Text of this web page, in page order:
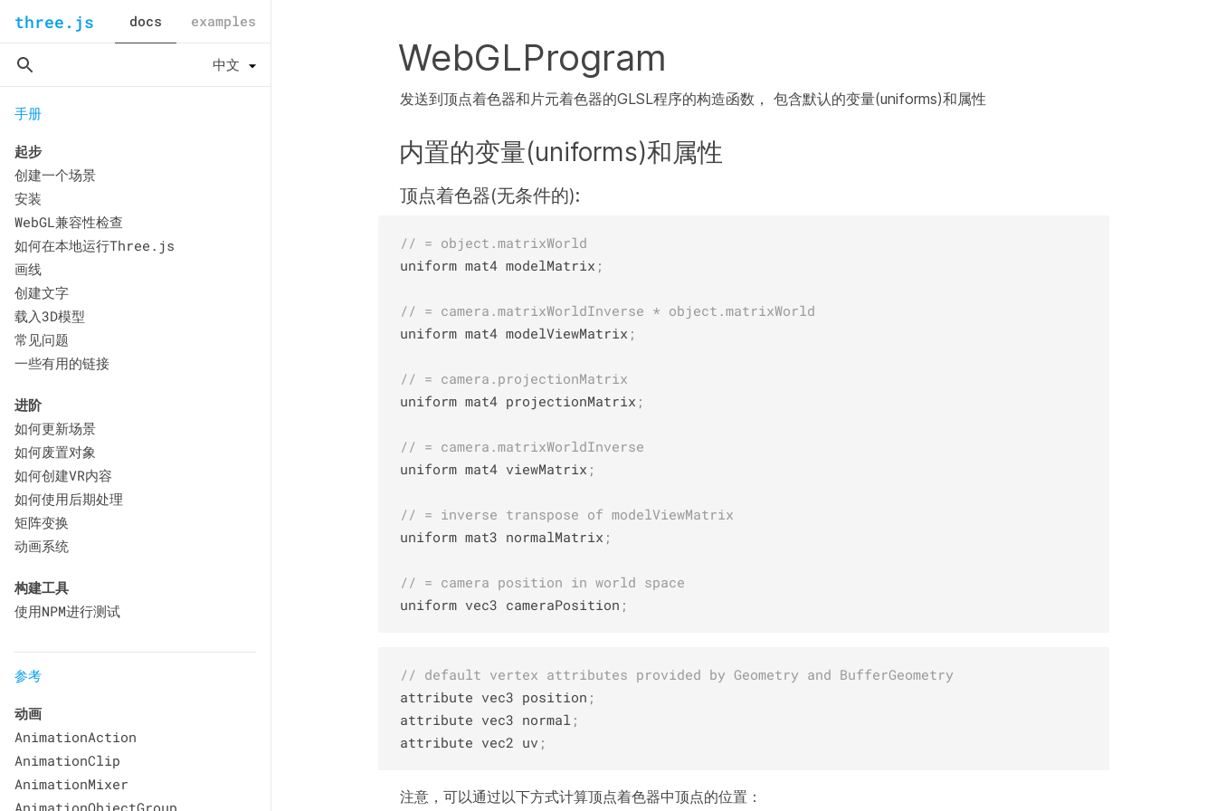
three.js docs examples
手册
起步
创建一个场景
安装
WebGL兼容性检查
如何在本地运行Three.js
画线
创建文字
载入3D模型
常见问题
一些有用的链接
进阶
如何更新场景
如何废置对象
如何创建VR内容
如何使用后期处理
矩阵变换
动画系统
构建工具
使用NPM进行测试
参考
动画
AnimationAction
AnimationClip
AnimationMixer
AnimationObjectGroup